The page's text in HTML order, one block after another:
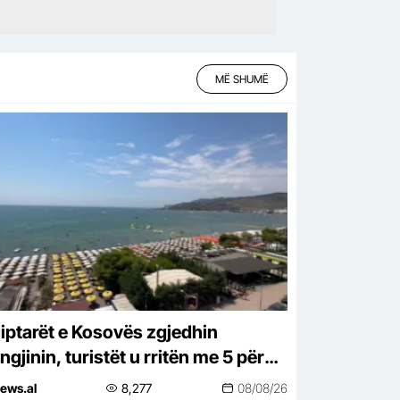
MË SHUMË
e Kosovës zgjedhin
turistët u rritën me 5 për
këtë vit
8,277 08/08/26